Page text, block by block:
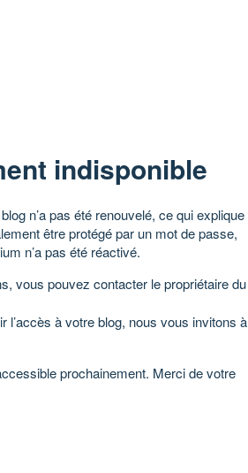
indisponible
n’a pas été renouvelé, ce qui explique
être protégé par un mot de passe,
n’a pas été réactivé.
vous pouvez contacter le propriétaire du
l’accès à votre blog, nous vous invitons à
prochainement. Merci de votre